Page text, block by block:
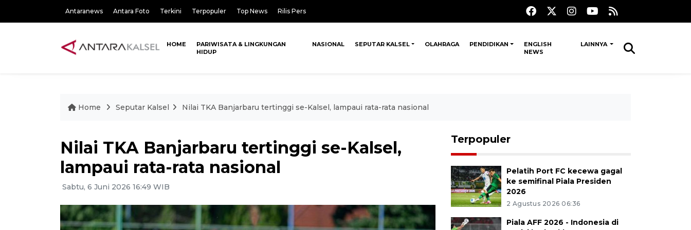
Antaranews Antara Foto Terkini Terpopuler Top News Rilis Pers
HOME
PARIWISATA & LINGKUNGAN
HIDUP
NASIONAL SEPUTAR KALSEL OLAHRAGA PENDIDIKAN
ENGLISH
NEWS
LAINNYA
Home Seputar Kalsel Nilai TKA Banjarbaru tertinggi se-Kalsel, lampaui rata-rata nasional
Nilai TKA Banjarbaru tertinggi se-Kalsel,
lampaui rata-rata nasional
Sabtu, 6 Juni 2026 16:49 WIB
Terpopuler
Pelatih Port FC kecewa gagal
ke semifinal Piala Presiden
2026
2 Agustus 2026 06:36
Piala AFF 2026 - Indonesia di